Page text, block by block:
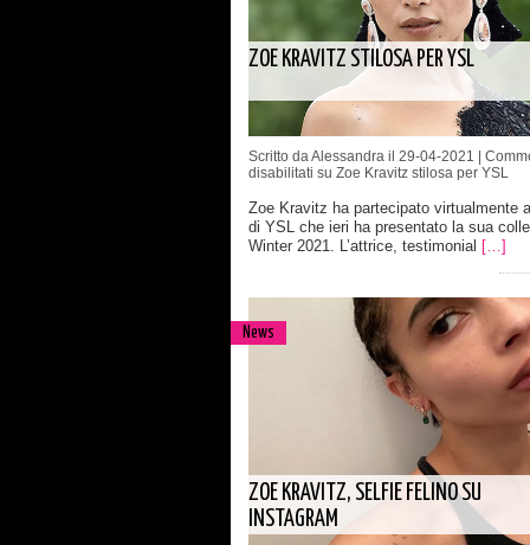
ZOE KRAVITZ STILOSA PER YSL
Scritto da Alessandra il 29-04-2021 |
disabilitati su Zoe Kravitz stilosa per YSL
Zoe Kravitz ha partecipato virtualmente
di YSL che ieri ha presentato la sua
Winter 2021. L’attrice, testimonial […]
News
ZOE KRAVITZ, SELFIE FELINO SU
INSTAGRAM